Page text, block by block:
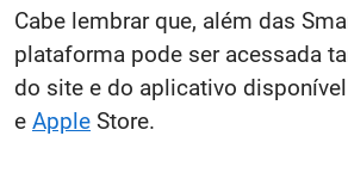
Cabe lembrar que, além das
plataforma pode ser acessada
do site e do aplicativo
e Apple Store.